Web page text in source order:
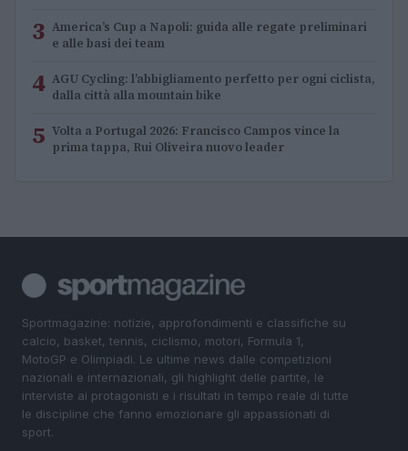
3 America’s Cup a Napoli: guida alle regate preliminari
e alle basi dei team
4 AGU Cycling: l’abbigliamento perfetto per ogni ciclista,
dalla città alla mountain bike
5 Volta a Portugal 2026: Francisco Campos vince la
prima tappa, Rui Oliveira nuovo leader
Sportmagazine: notizie, approfondimenti e classifiche su
calcio, basket, tennis, ciclismo, motori, Formula 1,
MotoGP e Olimpiadi. Le ultime news dalle competizioni
nazionali e internazionali, gli highlight delle partite, le
interviste ai protagonisti e i risultati in tempo reale di tutte
le discipline che fanno emozionare gli appassionati di
sport.